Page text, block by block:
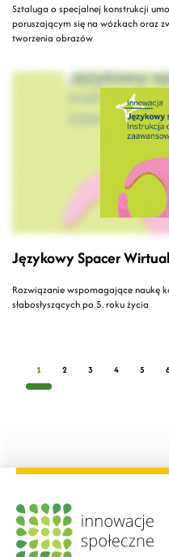
Sztaluga o specjalnej konstrukcji
poruszającym się na wózkach oraz
tworzenia obrazów
Językowy Spacer
Rozwiązanie wspomagające naukę
słabosłyszących po 5. roku życia
1 2 3 4 5